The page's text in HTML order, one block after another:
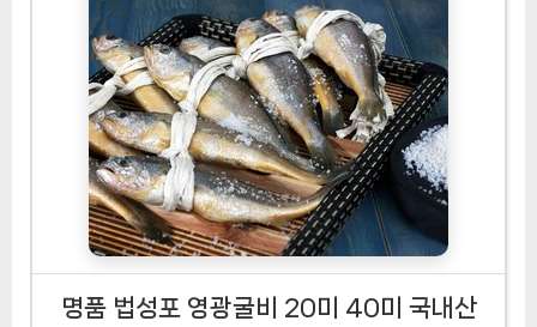
명품 법성포 영광굴비 20미 40미 국내산